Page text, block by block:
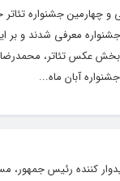
و چهارمین جشنواره
معرفی شدند و
عکس تئاتر،
آبان ماه...
کننده رئیس